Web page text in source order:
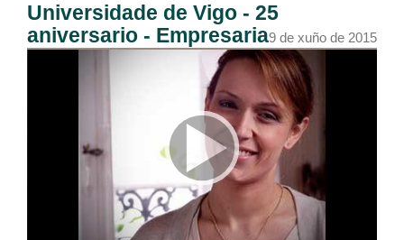
Universidade de Vigo - 25
aniversario - Empresaria9 de xuño de 2015